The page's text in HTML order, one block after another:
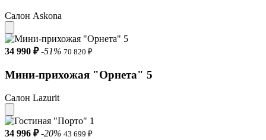
Салон Askona
34 990 ₽ -51% 70 820 ₽
Мини-прихожая "Орнета" 5
Салон Lazurit
34 996 ₽ -20% 43 699 ₽